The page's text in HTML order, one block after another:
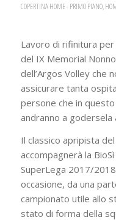
COPERTINA HOME - PRIMO PIANO,
Lavoro di rifinitura per
del IX Memorial
dell’Argos Volley che
assicurare tanta
persone che in
andranno a godersela
Il classico apripista
accompagnerà la
SuperLega 2017/
occasione, da una
campionato utile allo
stato di forma della